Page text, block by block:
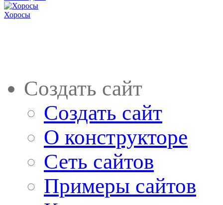
Хоросы
Создать сайт
Создать сайт
О конструкторе
Сеть сайтов
Примеры сайтов